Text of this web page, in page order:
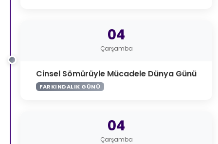
04
Çarşamba
Cinsel Sömürüyle Mücadele Dünya Günü
FARKINDALIK GÜNÜ
04
Çarşamba